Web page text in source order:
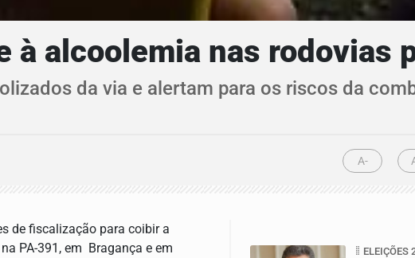
alcoolemia nas rodovias
da via e alertam para os riscos da
A-
de fiscalização para coibir a
PA-391, em Bragança e em
ELEIÇÕES